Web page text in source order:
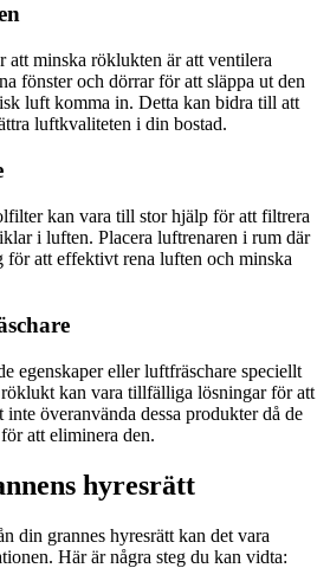
att minska röklukten är att ventilera
fönster och dörrar för att släppa ut den
luft komma in. Detta kan bidra till att
luftkvaliteten i din bostad.
kan vara till stor hjälp för att filtrera
i luften. Placera luftrenaren i rum där
för att effektivt rena luften och minska
egenskaper eller luftfräschare speciellt
kan vara tillfälliga lösningar för att
överanvända dessa produkter då de
att eliminera den.
hyresrätt
din grannes hyresrätt kan det vara
Här är några steg du kan vidta: